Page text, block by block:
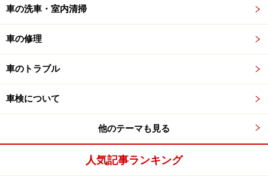
は液量を点検するためのレベル表示がされており、目視
で冷却水量が確認できるようになっている。ただし、冷
却経路内の圧力変動に伴って冷却水が出たり入ったりす
■点検方法
だ。なお、補充するときは必ず最適な濃度に薄められた
「LLC補充液」を利用して、上限ラインのFULLまで入れ
車の洗車・室内清掃
車の修理
車のトラブル
車検について
他のテーマも見る
人気記事ランキング